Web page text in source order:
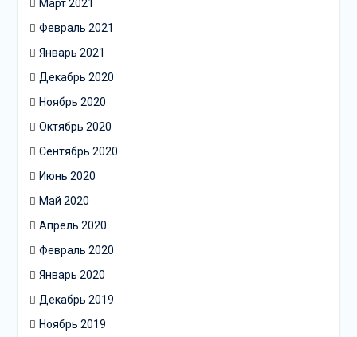
Март 2021
Февраль 2021
Январь 2021
Декабрь 2020
Ноябрь 2020
Октябрь 2020
Сентябрь 2020
Июнь 2020
Май 2020
Апрель 2020
Февраль 2020
Январь 2020
Декабрь 2019
Ноябрь 2019